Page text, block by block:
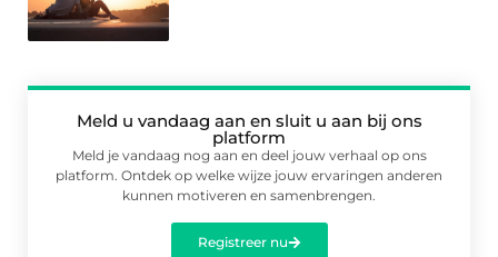
Meld u vandaag aan en sluit u aan bij ons
platform
Meld je vandaag nog aan en deel jouw verhaal op ons
platform. Ontdek op welke wijze jouw ervaringen anderen
kunnen motiveren en samenbrengen.
Registreer nu